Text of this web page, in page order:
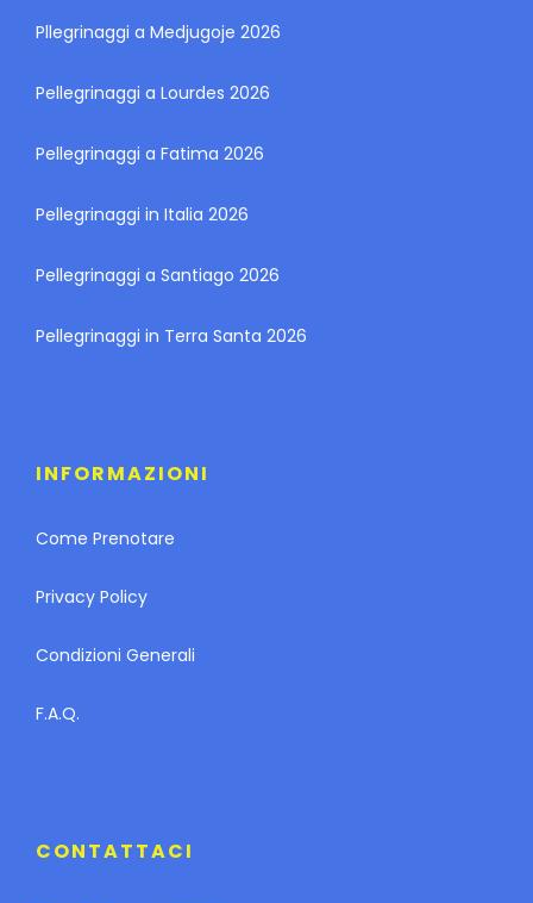
Pllegrinaggi a Medjugoje 2026
Pellegrinaggi a Lourdes 2026
Pellegrinaggi a Fatima 2026
Pellegrinaggi in Italia 2026
Pellegrinaggi a Santiago 2026
Pellegrinaggi in Terra Santa 2026
INFORMAZIONI
Come Prenotare
Privacy Policy
Condizioni Generali
F.A.Q.
CONTATTACI